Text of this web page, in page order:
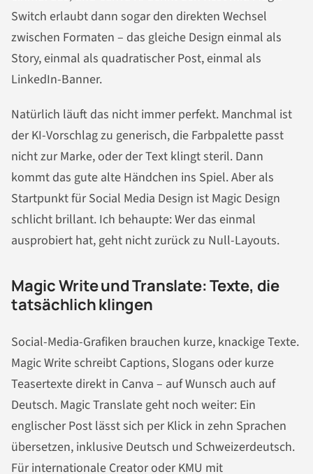
Switch erlaubt dann sogar den direkten Wechsel
zwischen Formaten – das gleiche Design einmal als
Story, einmal als quadratischer Post, einmal als
LinkedIn-Banner.
Natürlich läuft das nicht immer perfekt. Manchmal ist
der KI-Vorschlag zu generisch, die Farbpalette passt
nicht zur Marke, oder der Text klingt steril. Dann
kommt das gute alte Händchen ins Spiel. Aber als
Startpunkt für Social Media Design ist Magic Design
schlicht brillant. Ich behaupte: Wer das einmal
ausprobiert hat, geht nicht zurück zu Null-Layouts.
Magic Write und Translate: Texte, die
tatsächlich klingen
Social-Media-Grafiken brauchen kurze, knackige Texte.
Magic Write schreibt Captions, Slogans oder kurze
Teasertexte direkt in Canva – auf Wunsch auch auf
Deutsch. Magic Translate geht noch weiter: Ein
englischer Post lässt sich per Klick in zehn Sprachen
übersetzen, inklusive Deutsch und Schweizerdeutsch.
Für internationale Creator oder KMU mit